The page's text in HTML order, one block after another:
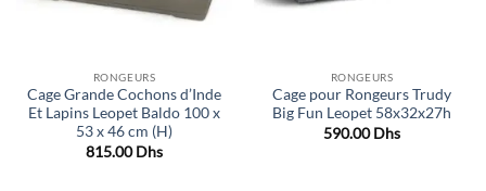
RONGEURS
Cage Grande Cochons d’Inde
Et Lapins Leopet Baldo 100 x
53 x 46 cm (H)
815.00Dhs
RONGEURS
Cage pour Rongeurs Trudy
Big Fun Leopet 58x32x27h
590.00Dhs